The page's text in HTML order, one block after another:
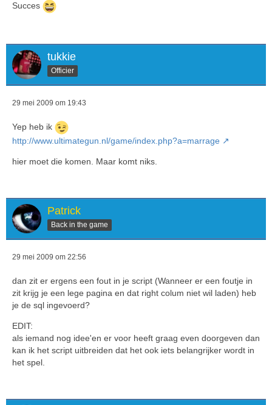
Succes
tukkie
Officier
29 mei 2009 om 19:43
Yep heb ik
http://www.ultimategun.nl/game/index.php?a=marrage
hier moet die komen. Maar komt niks.
Patrick
Back in the game
29 mei 2009 om 22:56
dan zit er ergens een fout in je script (Wanneer er een foutje in
zit krijg je een lege pagina en dat right colum niet wil laden) heb
je de sql ingevoerd?
EDIT:
als iemand nog idee'en er voor heeft graag even doorgeven dan
kan ik het script uitbreiden dat het ook iets belangrijker wordt in
het spel.